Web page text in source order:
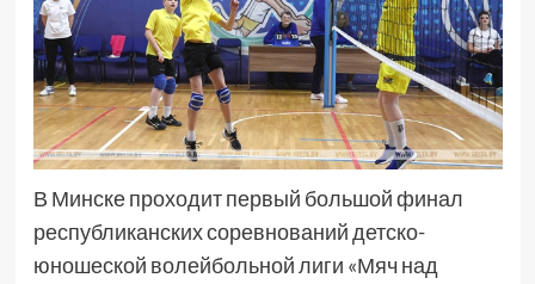
В Минске проходит первый большой финал
республиканских соревнований детско-
юношеской волейбольной лиги «Мяч над